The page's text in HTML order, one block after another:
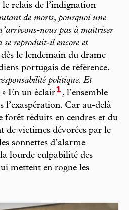
le relais de l’indignation
de morts, pourquoi une
nous pas à maîtriser
se reproduit-il encore et
le lendemain du drame
portugais de référence.
politique. Et
» En un éclair1 , l’ensemble
l’exaspération. Car au-delà
forêt réduits en cendres et du
de victimes dévorées par le
sonnettes d’alarme
lourde culpabilité des
mettent en rogne les